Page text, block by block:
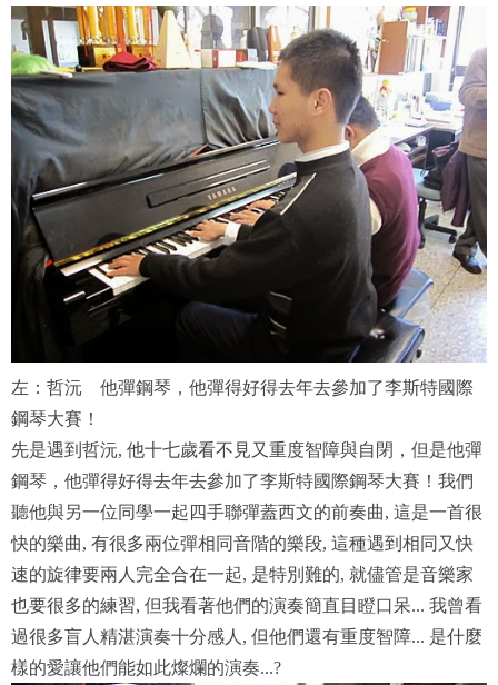
左：哲沅 他彈鋼琴，他彈得好得去年去參加了李斯特國際
鋼琴大賽！
先是遇到 哲沅, 他十七歲看不見又重度智障與自閉，但是他彈
鋼琴，他彈得好得去年去參加了李斯特國際鋼琴大賽！我們
聽他與另一位同學一起四手聯彈蓋西文的前奏曲, 這是一首很
快的樂曲, 有很多兩位彈相同音階的樂段, 這種遇到相同又快
速的旋律要兩人完全合在一起, 是特別難的, 就儘管是音樂家
也要很多的練習, 但我看著他們的演奏簡直目瞪口呆... 我曾看
過很多盲人精湛演奏十分感人, 但他們還有重度智障... 是什麼
樣的愛讓他們能如此燦爛的演奏...?